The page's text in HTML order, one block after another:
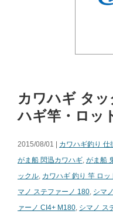
カワハギ タ
ハギ竿・ロッ
2015/08/01 | カワハギ釣り 仕
がま船 閃迅カワハギ, がま船
ックル, カワハギ 釣り 竿 ロッ
マノ ステファーノ 180, シマ
ァーノ CI4+ M180, シマノ ス